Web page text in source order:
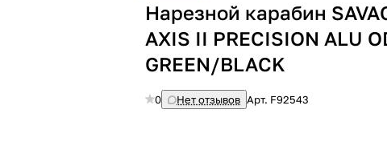
Нарезной карабин
AXIS II PRECISION ALU
GREEN/BLACK
0 Нет отзывов Арт. F92543